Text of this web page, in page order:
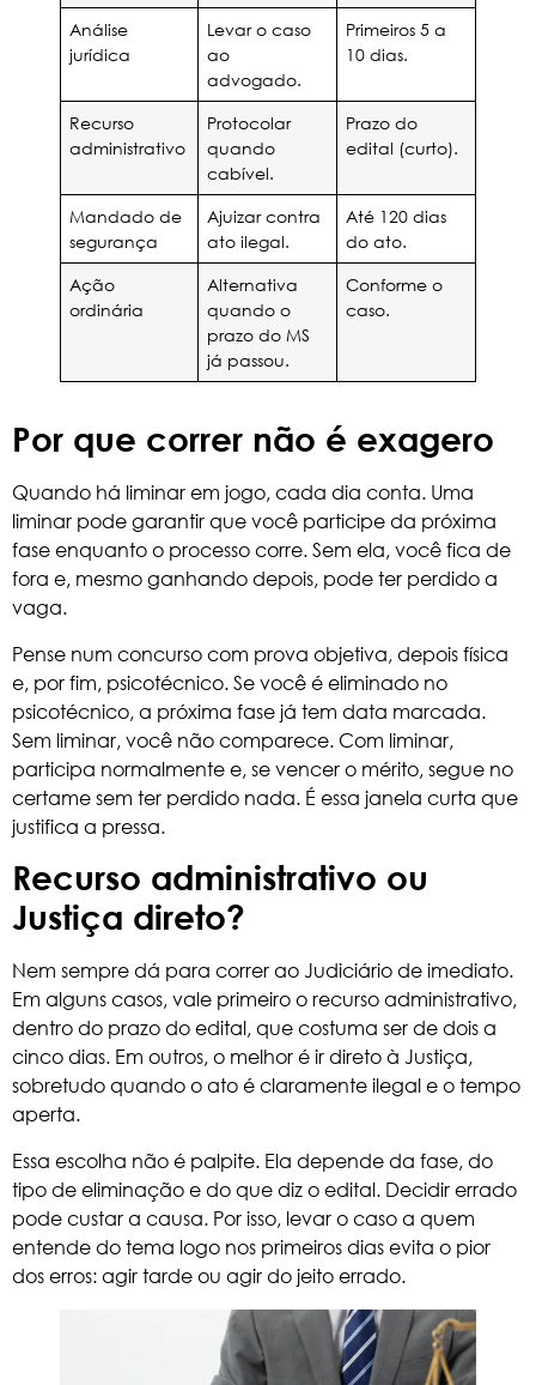
Análise
jurídica
Levar o caso
ao
advogado.
Primeiros 5 a
10 dias.
Recurso
administrativo
Protocolar
quando
cabível.
Prazo do
edital (curto).
Mandado de
segurança
Ajuizar contra
ato ilegal.
Até 120 dias
do ato.
Ação
ordinária
Alternativa
quando o
prazo do MS
já passou.
Conforme o
caso.
Por que correr não é exagero
Quando há liminar em jogo, cada dia conta. Uma
liminar pode garantir que você participe da próxima
fase enquanto o processo corre. Sem ela, você fica de
fora e, mesmo ganhando depois, pode ter perdido a
vaga.
Pense num concurso com prova objetiva, depois física
e, por fim, psicotécnico. Se você é eliminado no
psicotécnico, a próxima fase já tem data marcada.
Sem liminar, você não comparece. Com liminar,
participa normalmente e, se vencer o mérito, segue no
certame sem ter perdido nada. É essa janela curta que
justifica a pressa.
Recurso administrativo ou
Justiça direto?
Nem sempre dá para correr ao Judiciário de imediato.
Em alguns casos, vale primeiro o recurso administrativo,
dentro do prazo do edital, que costuma ser de dois a
cinco dias. Em outros, o melhor é ir direto à Justiça,
sobretudo quando o ato é claramente ilegal e o tempo
aperta.
Essa escolha não é palpite. Ela depende da fase, do
tipo de eliminação e do que diz o edital. Decidir errado
pode custar a causa. Por isso, levar o caso a quem
entende do tema logo nos primeiros dias evita o pior
dos erros: agir tarde ou agir do jeito errado.